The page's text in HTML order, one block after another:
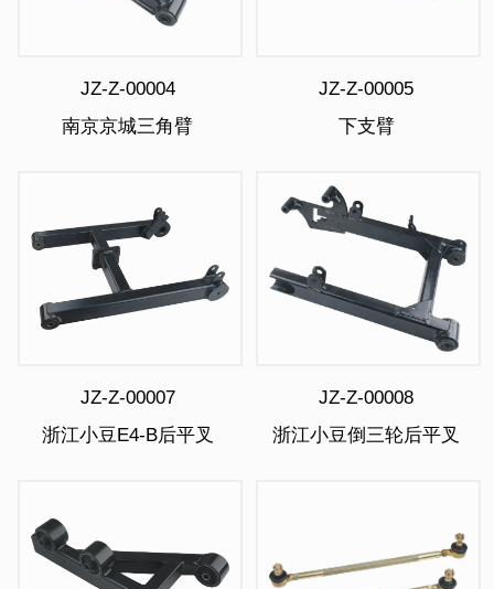
JZ-Z-00004
南京京城三角臂
JZ-Z-00005
下支臂
JZ-Z-00007
浙江小豆E4-B后平叉
JZ-Z-00008
浙江小豆倒三轮后平叉